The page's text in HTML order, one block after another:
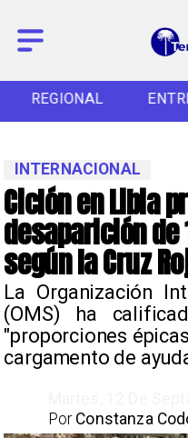
REGIONAL
Ciclón en Libia
desaparición de
según la Cruz
​La Organización
(OMS) ha
"proporciones
cargamento de
INTERNACIONAL
Constanza
Por